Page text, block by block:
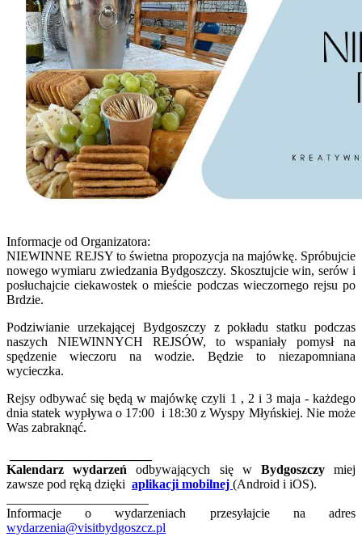
Informacje od Organizatora:
NIEWINNE REJSY to świetna propozycja na majówkę. Spróbujcie
nowego wymiaru zwiedzania Bydgoszczy. Skosztujcie win, serów i
posłuchajcie ciekawostek o mieście podczas wieczornego rejsu po
Brdzie.
Podziwianie urzekającej Bydgoszczy z pokładu statku podczas
naszych NIEWINNYCH REJSÓW, to wspaniały pomysł na
spędzenie wieczoru na wodzie. Będzie to niezapomniana
wycieczka.
Rejsy odbywać się będą w majówkę czyli 1 , 2 i 3 maja - każdego
dnia statek wypływa o 17:00 i 18:30 z Wyspy Młyńskiej. Nie może
Was zabraknąć.
Kalendarz wydarzeńodbywających się w Bydgoszczymiej
zawsze pod ręką dzięki aplikacji mobilnej (Android i iOS).
Informacje o wydarzeniach przesyłajcie na adres
wydarzenia@visitbydgoszcz.pl